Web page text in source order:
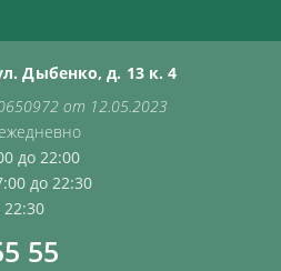
Дыбенко, д. 13 к. 4
от 12.05.2023
ежедневно
до 22:00
до 22:30
22:30
55